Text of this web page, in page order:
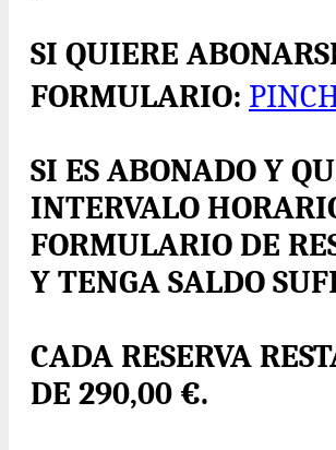
SI QUIERE
FORMULARIO:
SI ES ABONADO Y
INTERVALO
FORMULARIO DE
Y TENGA SALDO
CADA RESERVA
DE 290,00 €.